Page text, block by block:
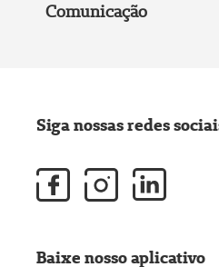
Comunicação
Siga nossas redes
Baixe nosso aplicativo